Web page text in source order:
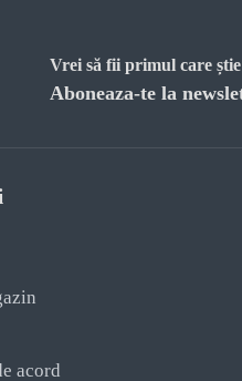
Vrei să fii primul care
Aboneaza-te la
acord